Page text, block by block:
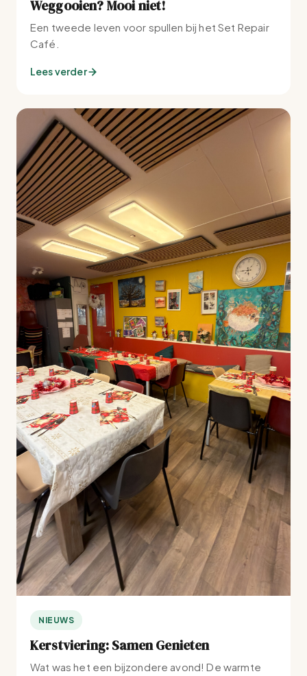
Weggooien? Mooi niet!
Een tweede leven voor spullen bij het Set Repair
Café.
Lees verder
NIEUWS
Kerstviering: Samen Genieten
Wat was het een bijzondere avond! De warmte